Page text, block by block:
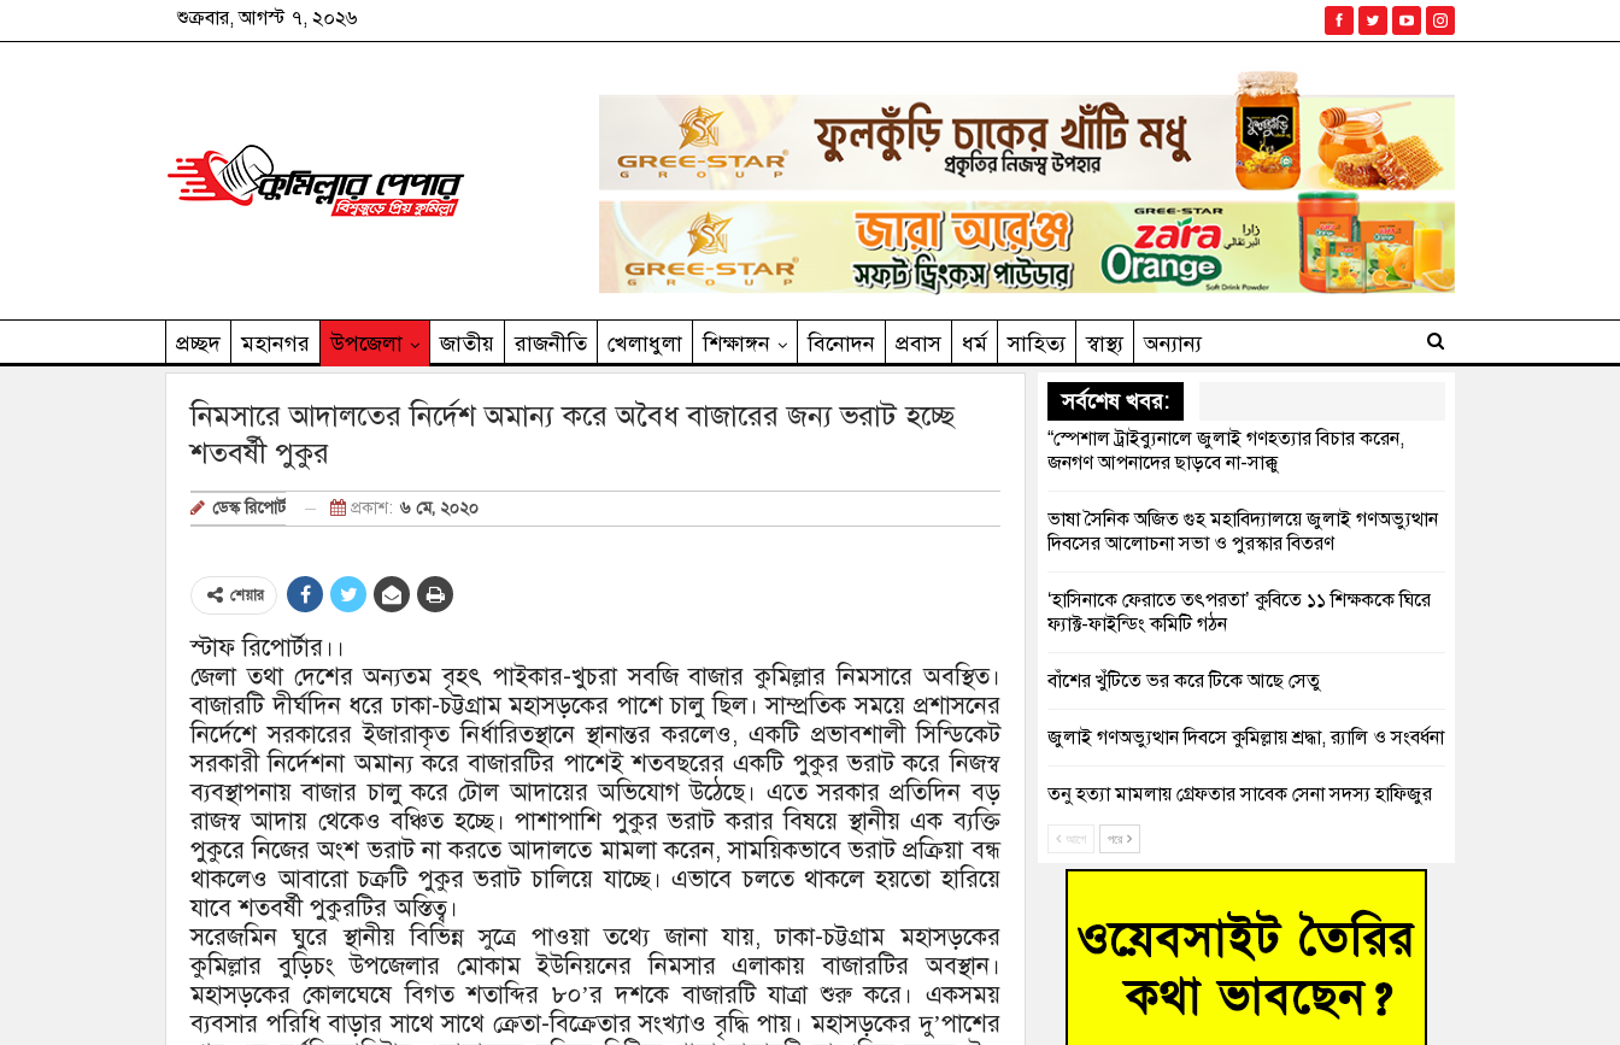
শুক্রবার, আগস্ট ৭, ২০২৬
প্রচ্ছদ মহানগর উপজেলা জাতীয় রাজনীতি খেলাধুলা শিক্ষাঙ্গন বিনোদন প্রবাস ধর্ম সাহিত‌্য স্বাস্থ্য
অন্যান্য
নিমসারে আদালতের নির্দেশ অমান্য করে অবৈধ বাজারের জন্য ভরাট হচ্ছে
শতবর্ষী পুকুর
ডেস্ক রিপোর্ট প্রকাশ: ৬ মে, ২০২০
শেয়ার
স্টাফ রিপোর্টার।।
জেলা তথা দেশের অন্যতম বৃহৎ পাইকার-খুচরা সবজি বাজার কুমিল্লার নিমসারে অবস্থিত।
বাজারটি দীর্ঘদিন ধরে ঢাকা-চট্টগ্রাম মহাসড়কের পাশে চালু ছিল। সাম্প্রতিক সময়ে প্রশাসনের
নির্দেশে সরকারের ইজারাকৃত নির্ধারিতস্থানে স্থানান্তর করলেও, একটি প্রভাবশালী সিন্ডিকেট
সরকারী নির্দেশনা অমান্য করে বাজারটির পাশেই শতবছরের একটি পুকুর ভরাট করে নিজস্ব
ব্যবস্থাপনায় বাজার চালু করে টোল আদায়ের অভিযোগ উঠেছে। এতে সরকার প্রতিদিন বড়
রাজস্ব আদায় থেকেও বঞ্চিত হচ্ছে। পাশাপাশি পুকুর ভরাট করার বিষয়ে স্থানীয় এক ব্যক্তি
পুকুরে নিজের অংশ ভরাট না করতে আদালতে মামলা করেন, সাময়িকভাবে ভরাট প্রক্রিয়া বন্ধ
থাকলেও আবারো চক্রটি পুকুর ভরাট চালিয়ে যাচ্ছে। এভাবে চলতে থাকলে হয়তো হারিয়ে
যাবে শতবর্ষী পুকুরটির অস্তিত্ব।
সরেজমিন ঘুরে স্থানীয় বিভিন্ন সুত্রে পাওয়া তথ্যে জানা যায়, ঢাকা-চট্টগ্রাম মহাসড়কের
কুমিল্লার বুড়িচং উপজেলার মোকাম ইউনিয়নের নিমসার এলাকায় বাজারটির অবস্থান।
মহাসড়কের কোলঘেষে বিগত শতাব্দির ৮০’র দশকে বাজারটি যাত্রা শুরু করে। একসময়
ব্যবসার পরিধি বাড়ার সাথে সাথে ক্রেতা-বিক্রেতার সংখ্যাও বৃদ্ধি পায়। মহাসড়কের দু’পাশের
সর্বশেষ খবর:
“স্পেশাল ট্রাইব্যুনালে জুলাই গণহত্যার বিচার করেন,
জনগণ আপনাদের ছাড়বে না-সাক্কু
ভাষা সৈনিক অজিত গুহ মহাবিদ্যালয়ে জুলাই গণঅভ্যুত্থান
দিবসের আলোচনা সভা ও পুরস্কার বিতরণ
‘হাসিনাকে ফেরাতে তৎপরতা’ কুবিতে ১১ শিক্ষককে ঘিরে
ফ্যাক্ট-ফাইন্ডিং কমিটি গঠন
বাঁশের খুঁটিতে ভর করে টিকে আছে সেতু
জুলাই গণঅভ্যুত্থান দিবসে কুমিল্লায় শ্রদ্ধা, র‍্যালি ও সংবর্ধনা
তনু হত্যা মামলায় গ্রেফতার সাবেক সেনা সদস্য হাফিজুর
রহমান হাইকোর্টের জামিনে মুক্ত
আহত শিক্ষার্থীদের দেখতে গিয়ে মেডিকেলের ক্যান্টিনে
হোমনায় বিধবা নারীর জমি দখল ও জীবননাশের হুমকির
আগে পরে